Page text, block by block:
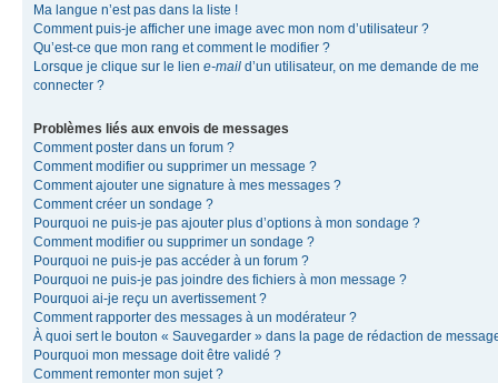
Ma langue n’est pas dans la liste !
Comment puis-je afficher une image avec mon nom d’utilisateur ?
Qu’est-ce que mon rang et comment le modifier ?
Lorsque je clique sur le lien e-mail d’un utilisateur, on me demande de me
connecter ?
Problèmes liés aux envois de messages
Comment poster dans un forum ?
Comment modifier ou supprimer un message ?
Comment ajouter une signature à mes messages ?
Comment créer un sondage ?
Pourquoi ne puis-je pas ajouter plus d’options à mon sondage ?
Comment modifier ou supprimer un sondage ?
Pourquoi ne puis-je pas accéder à un forum ?
Pourquoi ne puis-je pas joindre des fichiers à mon message ?
Pourquoi ai-je reçu un avertissement ?
Comment rapporter des messages à un modérateur ?
À quoi sert le bouton « Sauvegarder » dans la page de rédaction de
Pourquoi mon message doit être validé ?
Comment remonter mon sujet ?